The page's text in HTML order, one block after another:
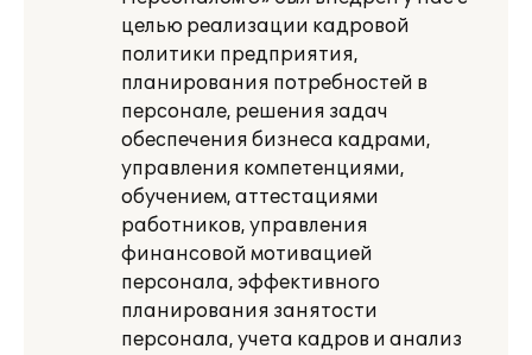
целью реализации кадровой
политики предприятия,
планирования потребностей в
персонале, решения задач
обеспечения бизнеса кадрами,
управления компетенциями,
обучением, аттестациями
работников, управления
финансовой мотивацией
персонала, эффективного
планирования занятости
персонала, учета кадров и анализ